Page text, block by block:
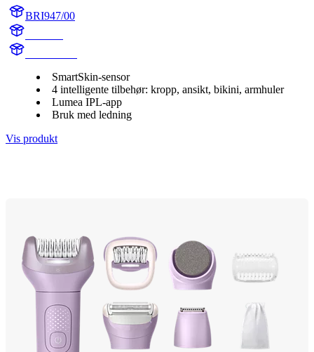
BRI947/00
SmartSkin-sensor
4 intelligente tilbehør: kropp, ansikt, bikini, armhuler
Lumea IPL-app
Bruk med ledning
Vis produkt